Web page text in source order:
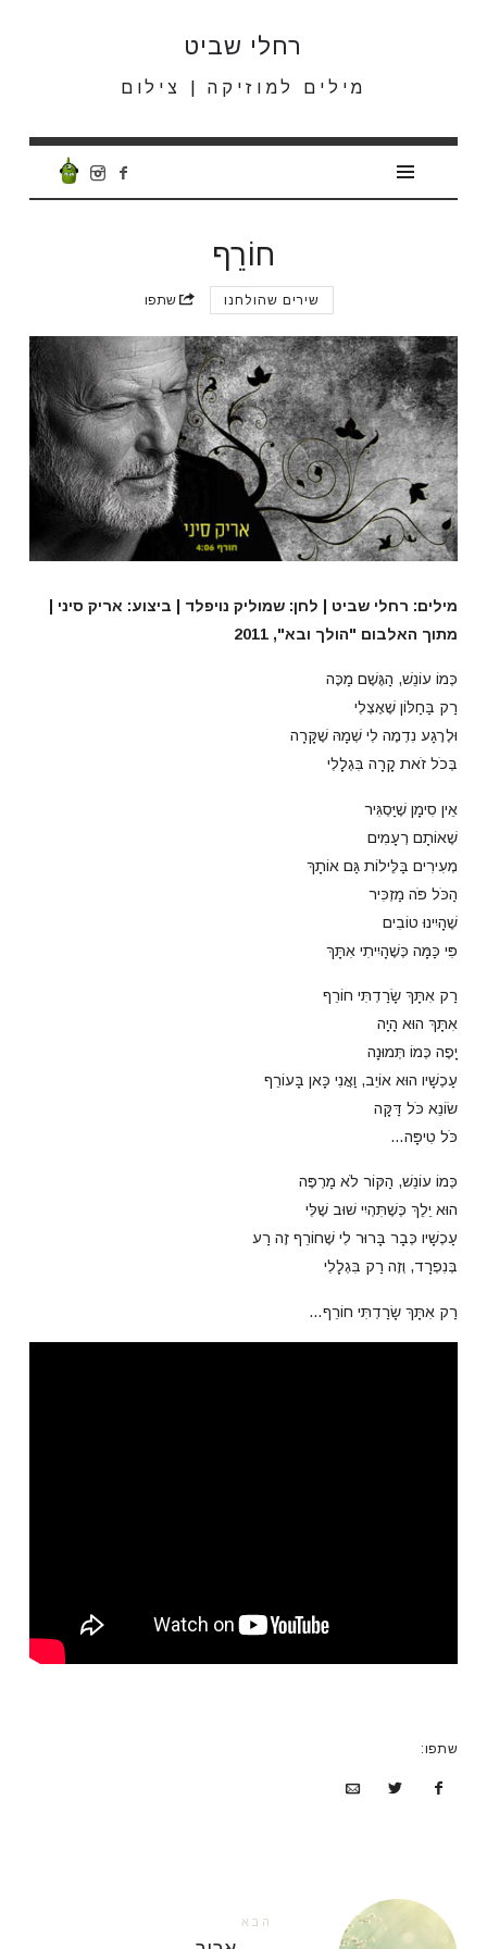
רחלי
שביט
רחלי שביט
מילים למוזיקה | צילום
חוֹרֵף
שירים שהולחנו שתפו
מילים: רחלי שביט | לחן: שמוליק נויפלד | ביצוע: אריק סיני |
מתוך האלבום "הולך ובא", 2011
כְּמוֹ עוֹנֵשׁ, הַגֶּשֶׁם מַכֶּה
רַק בַּחַלּוֹן שֶׁאֶצְלִי
וּלְרֶגַע נִדְמֶה לִי שְׁמָהּ שֶׁקָּרָה
בְּכֹל זֹאת קָרָה בִּגְלָלִי
אֵין סִימָן שֶׁיַּסְגִּיר
שֶׁאוֹתָם רְעָמִים
מְעִירִים בַּלֵּילוֹת גַּם אוֹתָךְ
הַכֹּל פֹּה מַזְכִּיר
שֶׁהָיִינוּ טוֹבִים
פִּי כַּמָּה כְּשֶׁהָיִיתִי אִתָּךְ
רַק אִתָּךְ שָׂרַדְתִּי חוֹרֵף
אִתָּךְ הוּא הָיָה
יָפֶה כְּמוֹ תְּמוּנָה
עַכְשָׁיו הוּא אוֹיֵב, וַאֲנִי כָּאן בָּעוֹרֵף
שׂוֹנֵא כֹּל דַּקָּה
כֹּל טִיפָּה…
כְּמוֹ עוֹנֵשׁ, הַקּוֹר לֹא מַרְפֶּה
הוּא יֵלֵךְ כְּשֶׁתִּהְיִי שׁוּב שֶׁלִּי
עַכְשָׁיו כְּבָר בָּרוּר לִי שֶׁחוֹרֵף זֶה רַע
בְּנִפְרָד, וְזֶה רַק בִּגְלָלִי
רַק אִתָּךְ שָׂרַדְתִּי חוֹרֵף…
שתפו:
הבא